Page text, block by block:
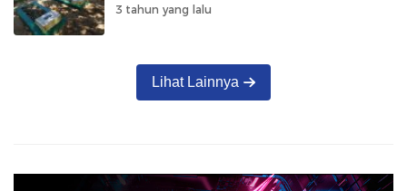
3 tahun yang lalu
Lihat Lainnya